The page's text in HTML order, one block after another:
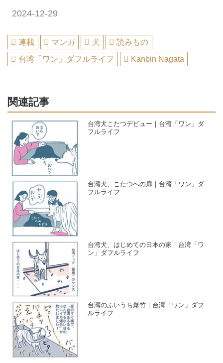
2024-12-29
連載 マンガ 犬
読みもの
台湾「ワン」ダフルライフ
Kanbin Nagata
関連記事
台湾犬こたつデビュー｜台湾「ワン」ダ
フルライフ
台湾犬、こたつへの扉｜台湾「ワン」ダ
フルライフ
台湾犬、はじめての日本の家｜台湾「ワ
ン」ダフルライフ
台湾のふいうち爆竹｜台湾「ワン」ダフ
ルライフ